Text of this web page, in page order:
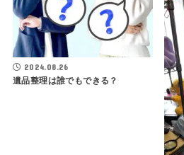
2024.08.26
遺品整理は誰でもできる？